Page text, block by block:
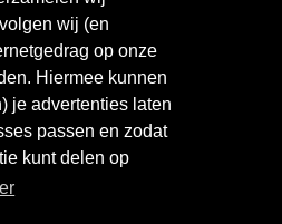
wij (en
op onze
Hiermee kunnen
je advertenties laten
passen en zodat
kunt delen op